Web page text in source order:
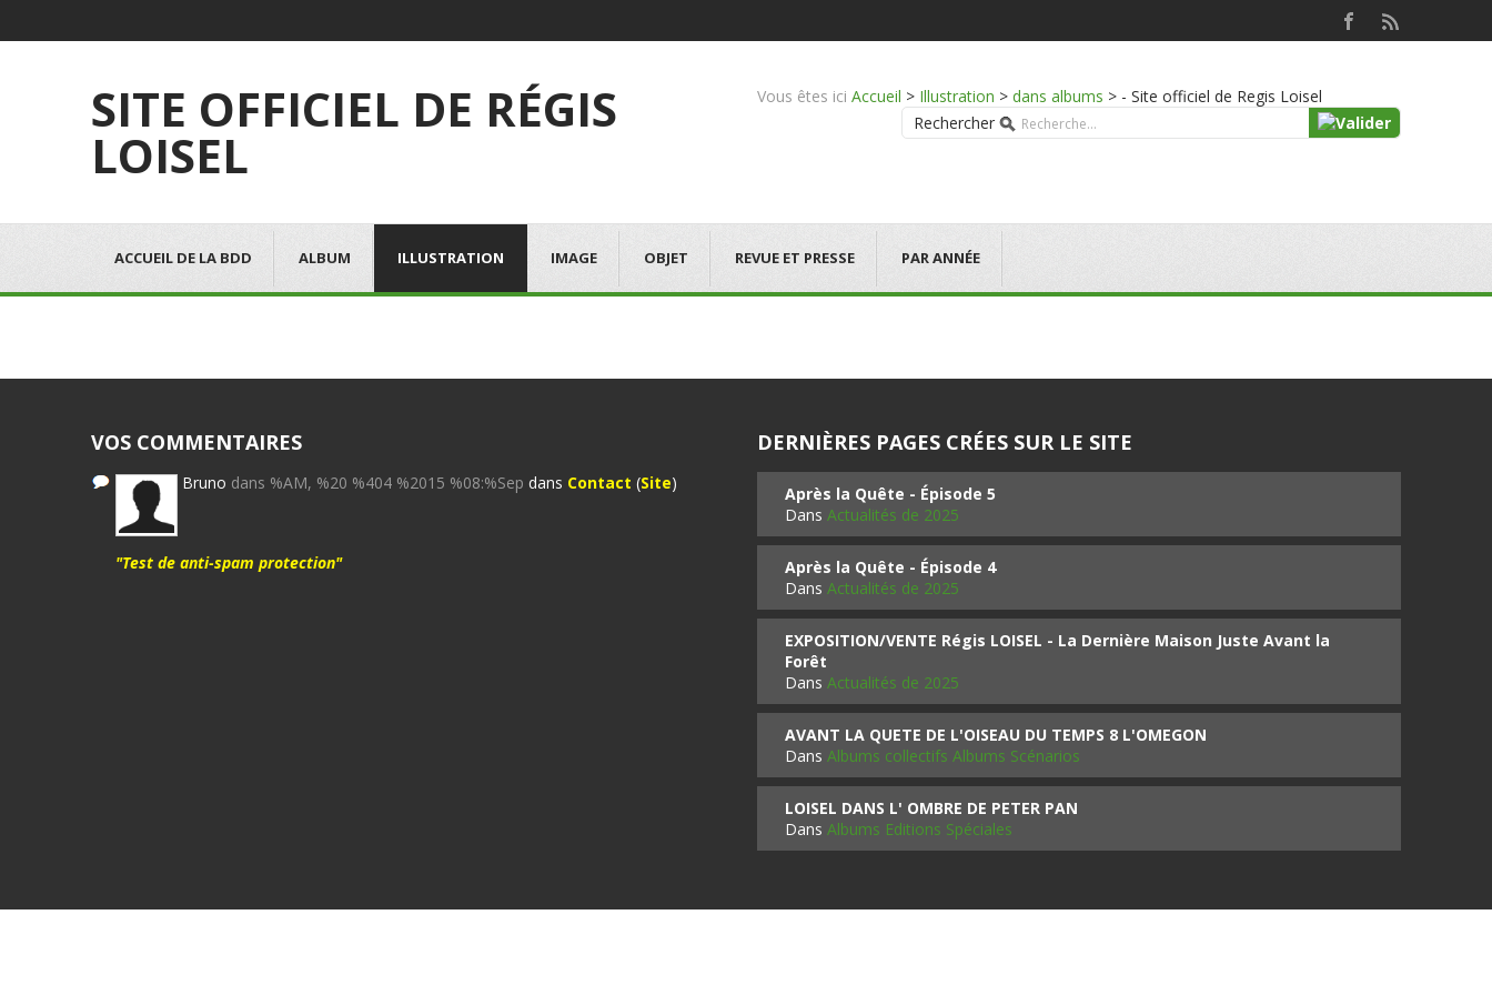
SITE OFFICIEL DE RÉGIS
LOISEL
Vous êtes ici Accueil > Illustration > dans albums > - Site officiel de Regis Loisel
Rechercher
ACCUEIL DE LA BDD ALBUM ILLUSTRATION IMAGE OBJET REVUE ET PRESSE PAR ANNÉE
VOS COMMENTAIRES
Bruno dans %AM, %20 %404 %2015 %08:%Sep dans Contact (Site)
"Test de anti-spam protection"
DERNIÈRES PAGES CRÉES SUR LE SITE
Après la Quête - Épisode 5
Dans Actualités de 2025
Après la Quête - Épisode 4
Dans Actualités de 2025
EXPOSITION/VENTE Régis LOISEL - La Dernière Maison Juste Avant la
Forêt
Dans Actualités de 2025
AVANT LA QUETE DE L'OISEAU DU TEMPS 8 L'OMEGON
Dans Albums collectifs Albums Scénarios
LOISEL DANS L' OMBRE DE PETER PAN
Dans Albums Editions Spéciales